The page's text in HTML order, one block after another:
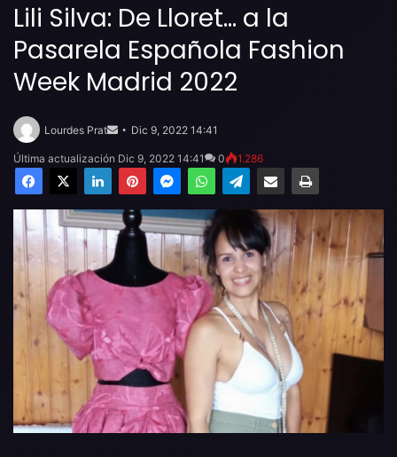
Lili Silva: De Lloret… a la
Pasarela Española Fashion
Week Madrid 2022
Lourdes Prat
email
Dic 9, 2022 14:41
Última actualización Dic 9, 2022 14:41 0 1.286
Facebook
X LinkedInPinterestMessengerWhatsAppTelegramCompartir por email Imprimir